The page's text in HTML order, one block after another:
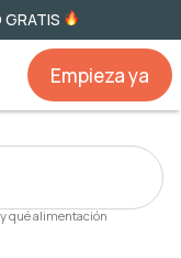
GRATIS
Empieza ya
qué alimentación